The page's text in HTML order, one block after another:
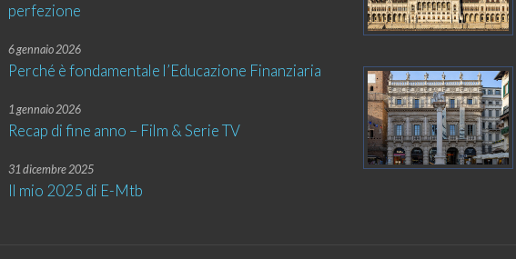
perfezione
6 gennaio 2026
Perché è fondamentale l’Educazione Finanziaria
1 gennaio 2026
Recap di fine anno – Film & Serie TV
31 dicembre 2025
Il mio 2025 di E-Mtb